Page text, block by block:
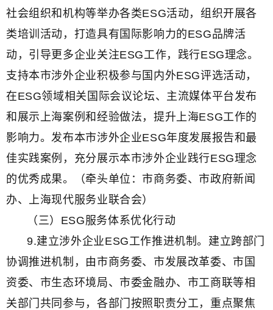
社会组织和机构等举办各类ESG活动，组织开展各
类培训活动，打造具有国际影响力的ESG品牌活
动，引导更多企业关注ESG工作，践行ESG理念。
支持本市涉外企业积极参与国内外ESG评选活动，
在ESG领域相关国际会议论坛、主流媒体平台发布
和展示上海案例和经验做法，提升上海ESG工作的
影响力。发布本市涉外企业ESG年度发展报告和最
佳实践案例，充分展示本市涉外企业践行ESG理念
的优秀成果。（牵头单位：市商务委、市政府新闻
办、上海现代服务业联合会）
（三）ESG服务体系优化行动
9.建立涉外企业ESG工作推进机制。建立跨部门
协调推进机制，由市商务委、市发展改革委、市国
资委、市生态环境局、市委金融办、市工商联等相
关部门共同参与，各部门按照职责分工，重点聚焦